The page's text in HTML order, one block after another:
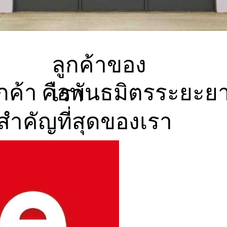
ลูกค้าของ
เรา
ค้า คือพันธมิตรระยะย
ำคัญที่สุดของเรา